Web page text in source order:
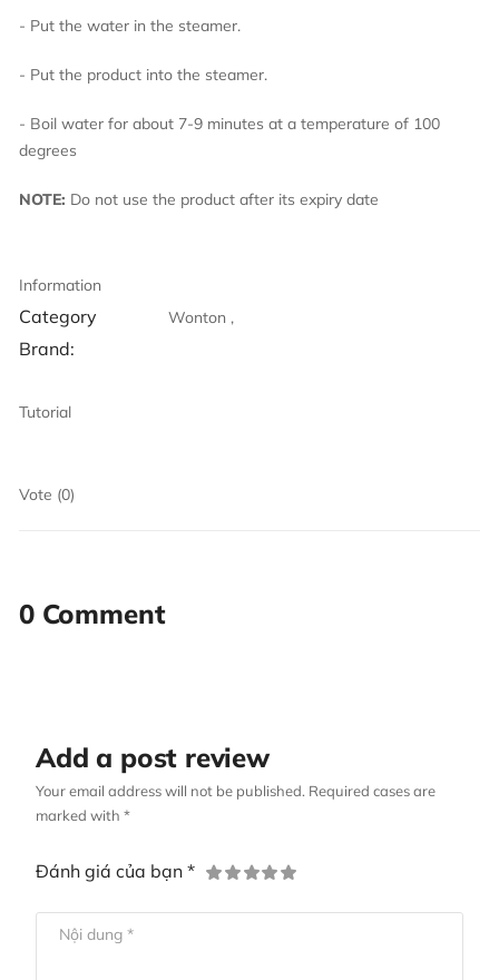
- Put the water in the steamer.
- Put the product into the steamer.
- Boil water for about 7-9 minutes at a temperature of 100
degrees
NOTE: Do not use the product after its expiry date
Information
Category Wonton ,
Brand:
Tutorial
Vote (0)
0 Comment
Add a post review
Your email address will not be published. Required cases are
marked with *
Đánh giá của bạn *